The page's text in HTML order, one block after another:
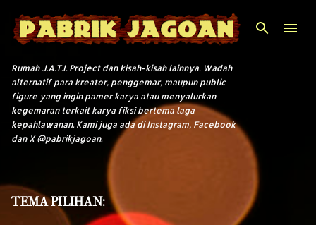
Langsung ke konten utama
Rumah J.A.T.I. Project dan kisah-kisah lainnya. Wadah
alternatif para kreator, penggemar, maupun public
figure yang ingin pamer karya atau menyalurkan
kegemaran terkait karya fiksi bertema laga
kepahlawanan. Kami juga ada di Instagram, Facebook
dan X @pabrikjagoan.
TEMA PILIHAN: